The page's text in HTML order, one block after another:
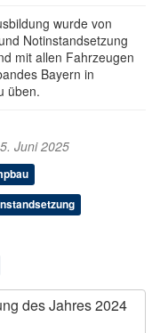
wurde von
Notinstandsetzung
mit allen Fahrzeugen
Bayern in
üben.
Juni 2025
des Jahres 2024